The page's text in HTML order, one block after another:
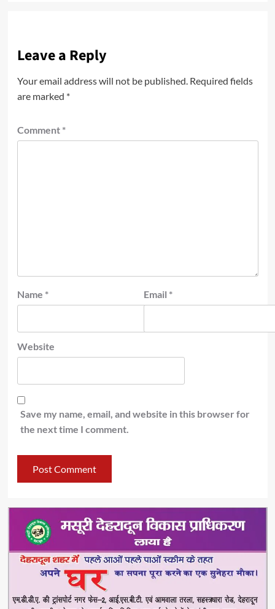
Leave a Reply
Your email address will not be published. Required fields
are marked *
Comment *
Name * Email *
Website
Save my name, email, and website in this browser for
the next time I comment.